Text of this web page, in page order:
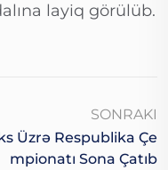
layiq görülüb.
SONRAKI
Üzrə Respublika Çe
Mpionatı Sona Çatıb